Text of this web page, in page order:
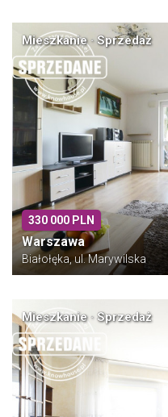
Mieszkanie · Sprzedaż
330 000 PLN
Warszawa
Białołęka, ul. Marywilska
Mieszkanie · Sprzedaż